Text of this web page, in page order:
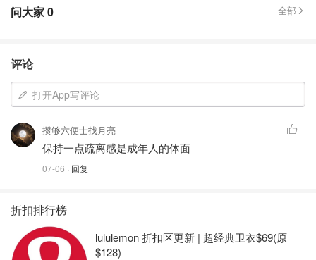
问大家0 全部
评论
打开App写评论
攒够六便士找月亮
保持一点疏离感是成年人的体面
07-06 · 回复
折扣排行榜
lululemon 折扣区更新 | 超经典卫衣$69(原
$128)